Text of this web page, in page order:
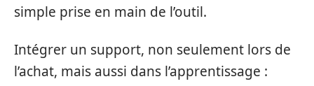
simple prise en main de l’outil.
Intégrer un support, non seulement lors de
l’achat, mais aussi dans l’apprentissage :